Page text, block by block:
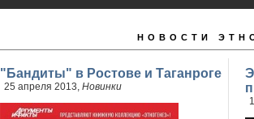
НОВОСТИ
"Бандиты" в Ростове и Таганроге
25 апреля 2013, Новинки